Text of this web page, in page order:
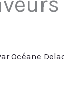
Océane